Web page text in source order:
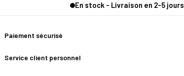
En stock - Livraison en 2-5
Paiement sécurisé
Service client personnel